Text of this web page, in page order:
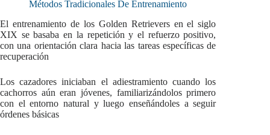
Métodos Tradicionales De Entrenamiento
El entrenamiento de los Golden Retrievers en el siglo
XIX se basaba en la repetición y el refuerzo positivo,
con una orientación clara hacia las tareas específicas de
recuperación
Los cazadores iniciaban el adiestramiento cuando los
cachorros aún eran jóvenes, familiarizándolos primero
con el entorno natural y luego enseñándoles a seguir
órdenes básicas